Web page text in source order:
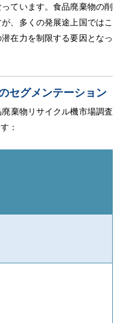
ています。食品廃棄物の削
、多くの発展途上国ではこ
在力を制限する要因となっ
セグメンテーション
棄物リサイクル機市場調査
：